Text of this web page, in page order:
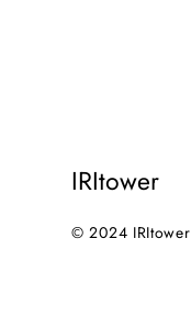
IRItower
© 2024 IRItower